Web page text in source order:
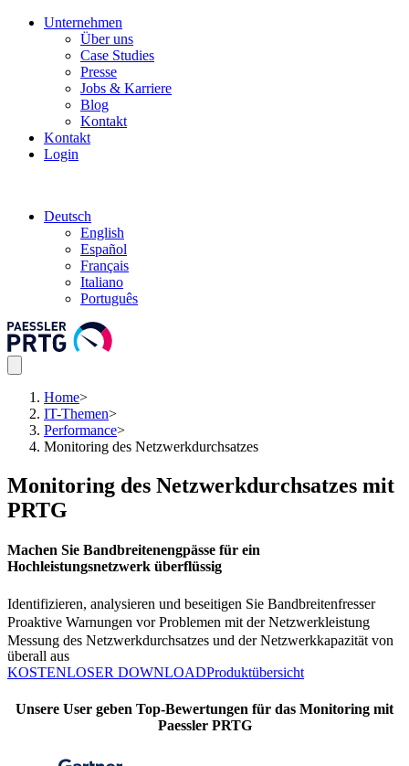
Unternehmen
Über uns
Case Studies
Presse
Jobs & Karriere
Blog
Kontakt
Kontakt
Login
Deutsch
English
Español
Français
Italiano
Português
Home>
IT-Themen>
Performance>
Monitoring des Netzwerkdurchsatzes
Monitoring des Netzwerkdurchsatzes mit
PRTG
Machen Sie Bandbreitenengpässe für ein
Hochleistungsnetzwerk überflüssig
Identifizieren, analysieren und beseitigen Sie Bandbreitenfresser
Proaktive Warnungen vor Problemen mit der Netzwerkleistung
Messung des Netzwerkdurchsatzes und der Netzwerkkapazität von
überall aus
KOSTENLOSER DOWNLOADProduktübersicht
Unsere User geben Top-Bewertungen für das Monitoring mit
Paessler PRTG